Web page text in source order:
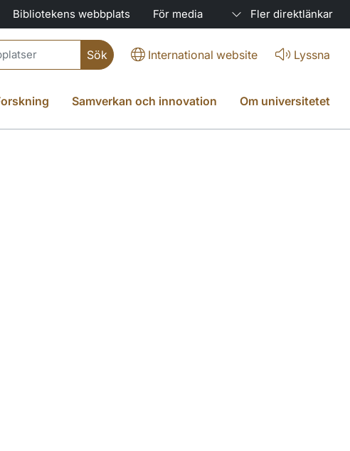
Bibliotekens webbplats För media Fler direktlänkar
International website Lyssna
Samverkan och innovation Om universitetet